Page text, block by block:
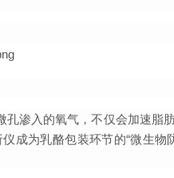
渗入的氧气，不仅会加速脂
成为乳酪包装环节的“微生